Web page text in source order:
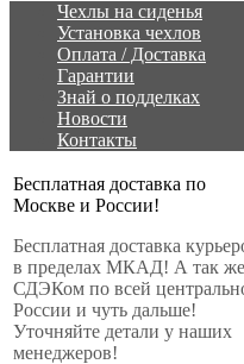
Чехлы на сиденья
Установка чехлов
Оплата / Доставка
Гарантии
Знай о подделках
Новости
Контакты
Бесплатная доставка по
Москве и России!
Бесплатная доставка
в пределах МКАД! А так же
СДЭКом по всей
России и чуть дальше!
Уточняйте детали у наших
менеджеров!